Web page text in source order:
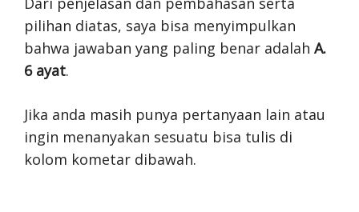
pilihan diatas, saya bisa menyimpulkan
bahwa jawaban yang paling benar adalah A.
6 ayat.
Jika anda masih punya pertanyaan lain atau
ingin menanyakan sesuatu bisa tulis di
kolom kometar dibawah.